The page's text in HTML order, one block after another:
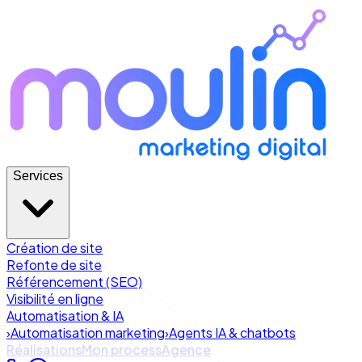
Services
Création de site
Refonte de site
Référencement (SEO)
Visibilité en ligne
Automatisation & IA
›Automatisation marketing›Agents IA & chatbots
RéalisationsMon processAgence